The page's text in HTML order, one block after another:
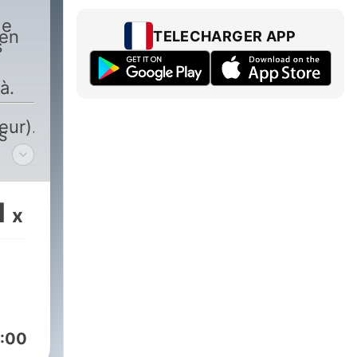
x
TELECHARGER APP